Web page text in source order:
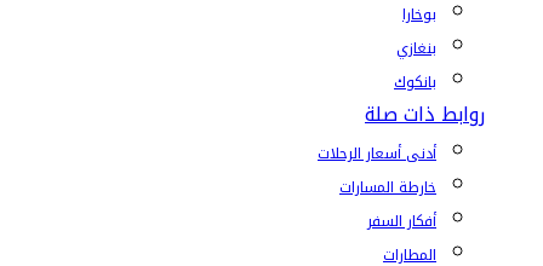
بوخارا
بنغازي
بانكوك
روابط ذات صلة
أدنى أسعار الرحلات
خارطة المسارات
أفكار السفر
المطارات